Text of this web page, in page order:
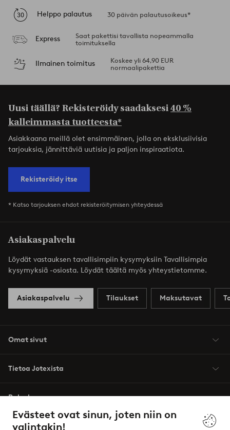
Evästeet ovat sinun, joten niin on
valintakin!
Helppo palautus 30 päivän palautusoikeus*
Express
Saat pakettisi tavallista nopeammalla
toimituksella
Ilmainen toimitus
Koskee yli 64,90 EUR
normaalipakettia
Uusi täällä? Rekisteröidy saadaksesi40 %
kalleimmasta tuotteesta*
Asiakkaana meillä olet ensimmäinen, jolla on eksklusiivisia
tarjouksia, jännittäviä uutisia ja paljon inspiraatiota.
Rekisteröidy itse
* Katso tarjouksen ehdot rekisteröitymisen yhteydessä
Asiakaspalvelu
Löydät vastauksen tavallisimpiin kysymyksiin Tavallisimpia
kysymyksiä -osiosta. Löydät täältä myös yhteystietomme.
Asiakaspalvelu Tilaukset Maksutavat
Omat sivut
Tietoa Jotexista
Palvelumme
Ehdot